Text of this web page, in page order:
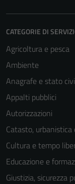
CATEGORIE DI
Agricoltura e pesca
Ambiente
Anagrafe e stato
Appalti pubblici
Autorizzazioni
Catasto, urbanistica
Cultura e tempo
Educazione e
Giustizia, sicurezza